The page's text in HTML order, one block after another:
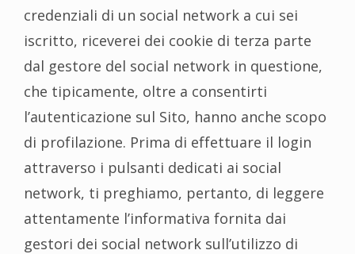
credenziali di un social network a cui sei
iscritto, riceverei dei cookie di terza parte
dal gestore del social network in questione,
che tipicamente, oltre a consentirti
l’autenticazione sul Sito, hanno anche scopo
di profilazione. Prima di effettuare il login
attraverso i pulsanti dedicati ai social
network, ti preghiamo, pertanto, di leggere
attentamente l’informativa fornita dai
gestori dei social network sull’utilizzo di